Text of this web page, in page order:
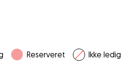
Reserveret Ikke ledig